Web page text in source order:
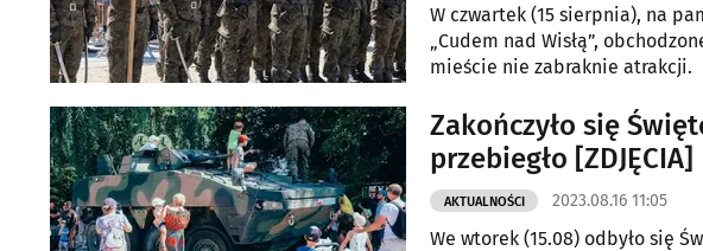
W czwartek (15 sierpnia), na
„Cudem nad Wisłą”,
mieście nie zabraknie atrakcji.
Zakończyło się
przebiegło [ZDJĘCIA]
AKTUALNOŚCI 2023.08.16 11:05
We wtorek (15.08) odbyło się